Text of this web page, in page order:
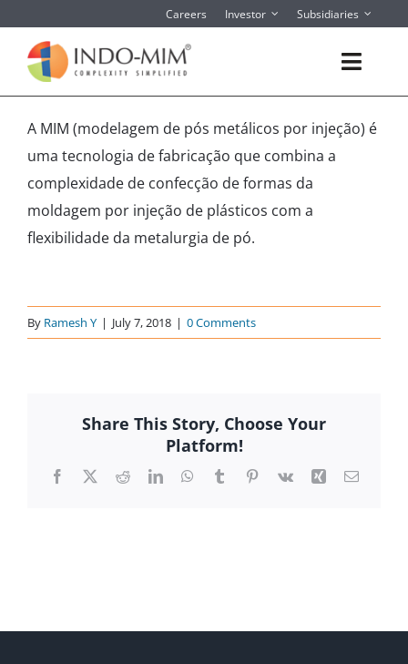
content
Careers Investor Subsidiaries
About
What We do
Sector We Serve
Instant Quote/ Buy Online
A MIM (modelagem de pós metálicos por injeção) é
uma tecnologia de fabricação que combina a
complexidade de confecção de formas da
moldagem por injeção de plásticos com a
flexibilidade da metalurgia de pó.
By Ramesh Y | July 7, 2018 | 0 Comments
Share This Story, Choose Your
Platform!
Facebook
X RedditLinkedInWhatsApp
TumblrPinterest
Vk Xing Email